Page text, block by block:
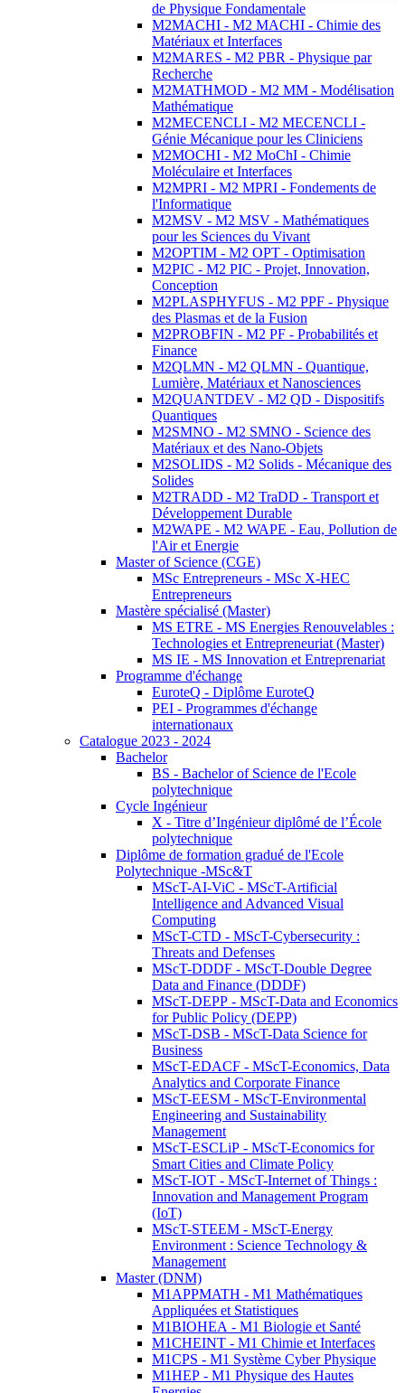
de Physique Fondamentale
M2MACHI - M2 MACHI - Chimie des
Matériaux et Interfaces
M2MARES - M2 PBR - Physique par
Recherche
M2MATHMOD - M2 MM - Modélisation
Mathématique
M2MECENCLI - M2 MECENCLI -
Génie Mécanique pour les Cliniciens
M2MOCHI - M2 MoChI - Chimie
Moléculaire et Interfaces
M2MPRI - M2 MPRI - Fondements de
l'Informatique
M2MSV - M2 MSV - Mathématiques
pour les Sciences du Vivant
M2OPTIM - M2 OPT - Optimisation
M2PIC - M2 PIC - Projet, Innovation,
Conception
M2PLASPHYFUS - M2 PPF - Physique
des Plasmas et de la Fusion
M2PROBFIN - M2 PF - Probabilités et
Finance
M2QLMN - M2 QLMN - Quantique,
Lumière, Matériaux et Nanosciences
M2QUANTDEV - M2 QD - Dispositifs
Quantiques
M2SMNO - M2 SMNO - Science des
Matériaux et des Nano-Objets
M2SOLIDS - M2 Solids - Mécanique des
Solides
M2TRADD - M2 TraDD - Transport et
Développement Durable
M2WAPE - M2 WAPE - Eau, Pollution de
l'Air et Energie
Master of Science (CGE)
MSc Entrepreneurs - MSc X-HEC
Entrepreneurs
Mastère spécialisé (Master)
MS ETRE - MS Energies Renouvelables :
Technologies et Entrepreneuriat (Master)
MS IE - MS Innovation et Entreprenariat
Programme d'échange
EuroteQ - Diplôme EuroteQ
PEI - Programmes d'échange
internationaux
Catalogue 2023 - 2024
Bachelor
BS - Bachelor of Science de l'Ecole
polytechnique
Cycle Ingénieur
X - Titre d’Ingénieur diplômé de l’École
polytechnique
Diplôme de formation gradué de l'Ecole
Polytechnique -MSc&T
MScT-AI-ViC - MScT-Artificial
Intelligence and Advanced Visual
Computing
MScT-CTD - MScT-Cybersecurity :
Threats and Defenses
MScT-DDDF - MScT-Double Degree
Data and Finance (DDDF)
MScT-DEPP - MScT-Data and Economics
for Public Policy (DEPP)
MScT-DSB - MScT-Data Science for
Business
MScT-EDACF - MScT-Economics, Data
Analytics and Corporate Finance
MScT-EESM - MScT-Environmental
Engineering and Sustainability
Management
MScT-ESCLiP - MScT-Economics for
Smart Cities and Climate Policy
MScT-IOT - MScT-Internet of Things :
Innovation and Management Program
(IoT)
MScT-STEEM - MScT-Energy
Environment : Science Technology &
Management
Master (DNM)
M1APPMATH - M1 Mathématiques
Appliquées et Statistiques
M1BIOHEA - M1 Biologie et Santé
M1CHEINT - M1 Chimie et Interfaces
M1CPS - M1 Système Cyber Physique
M1HEP - M1 Physique des Hautes